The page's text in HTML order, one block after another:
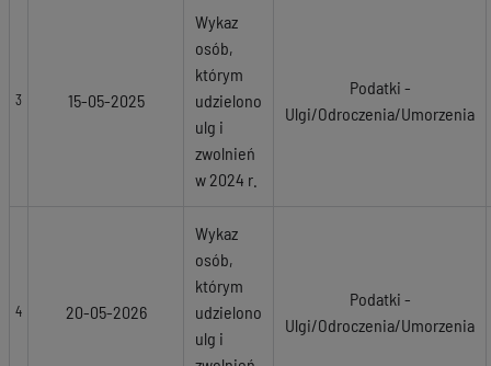
3 15-05-2025
Wykaz
osób,
którym
udzielono
ulg i
zwolnień
w 2024 r.
Podatki -
Ulgi/Odroczenia/Umorzenia
4 20-05-2026
Wykaz
osób,
którym
udzielono
ulg i
Podatki -
Ulgi/Odroczenia/Umorzenia